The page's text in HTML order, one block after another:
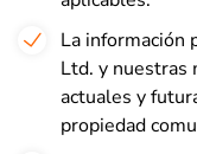
La información
Ltd. y nuestras
actuales y
propiedad